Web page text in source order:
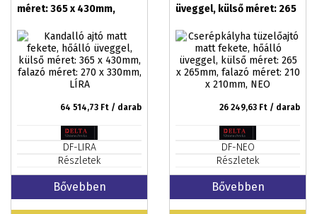
méret: 365 x 430mm,
330mm, LÍRA
64 514,73 Ft / darab
DF-LIRA
Részletek
Bővebben
üveggel, külső méret: 265
210 x 210mm, NEO
26 249,63 Ft / darab
DF-NEO
Részletek
Bővebben